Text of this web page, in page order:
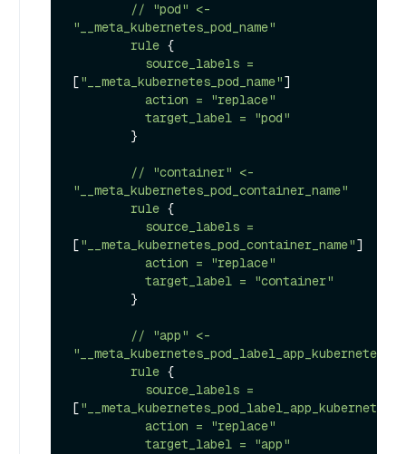
// "pod" <-
"__meta_kubernetes_pod_name"
rule {
source_labels =
["__meta_kubernetes_pod_name"]
action =
"replace"
target_label =
"pod"
// "container" <-
"__meta_kubernetes_pod_container_name"
rule {
source_labels =
["__meta_kubernetes_pod_container_name"]
action =
"replace"
target_label =
"container"
// "app" <-
rule {
source_labels =
[
action =
"replace"
target_label =
"app"